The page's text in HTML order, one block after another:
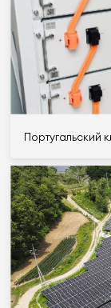
Португальский